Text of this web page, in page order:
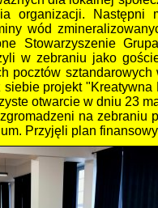
organizacji. Następni
wód
Stowarzyszenie
w zebraniu jako
pocztów
siebie projekt
otwarcie w dniu 23
na zebraniu
Przyjęli plan